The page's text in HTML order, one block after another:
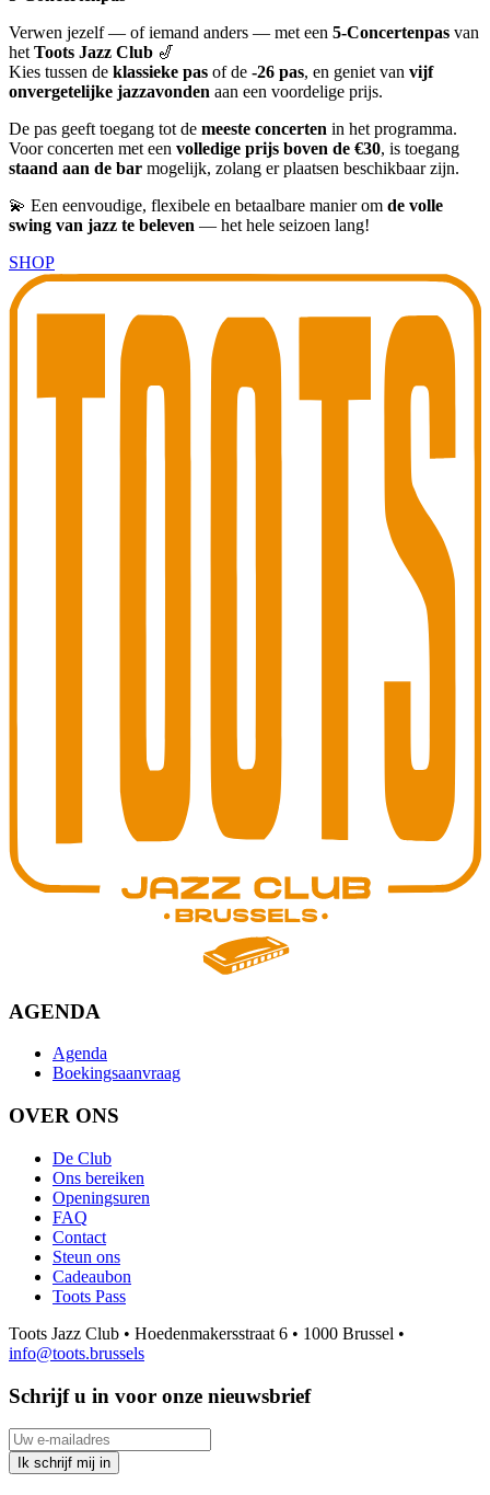
Verwen jezelf — of iemand anders — met een 5-Concertenpas van
het Toots Jazz Club 🎷
Kies tussen de klassieke pas of de -26 pas, en geniet van vijf
onvergetelijke jazzavonden aan een voordelige prijs.
De pas geeft toegang tot de meeste concerten in het programma.
Voor concerten met een volledige prijs boven de €30, is toegang
staand aan de bar mogelijk, zolang er plaatsen beschikbaar zijn.
💫 Een eenvoudige, flexibele en betaalbare manier om de volle
swing van jazz te beleven — het hele seizoen lang!
SHOP
AGENDA
Agenda
Boekingsaanvraag
OVER ONS
De Club
Ons bereiken
Openingsuren
FAQ
Contact
Steun ons
Cadeaubon
Toots Pass
Toots Jazz Club • Hoedenmakersstraat 6 • 1000 Brussel •
info@toots.brussels
Schrijf u in voor onze nieuwsbrief
Uw e-mailadres
Ik schrijf mij in